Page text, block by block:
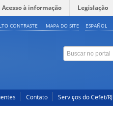
Acesso à informação Legislação
ESPAÑOL
CONTRASTE MAPA DO SITE
Contato Serviços do Cefet/RJ